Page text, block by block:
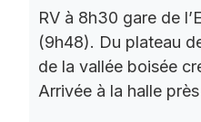
RV à 8h30 gare de
(9h48). Du plateau
de la vallée boisée
Arrivée à la halle